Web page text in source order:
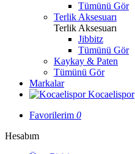
Tümünü Gör
Terlik Aksesuarı
Terlik Aksesuarı
Jibbitz
Tümünü Gör
Kaykay & Paten
Tümünü Gör
Markalar
Kocaelispor
Favorilerim 0
Hesabım